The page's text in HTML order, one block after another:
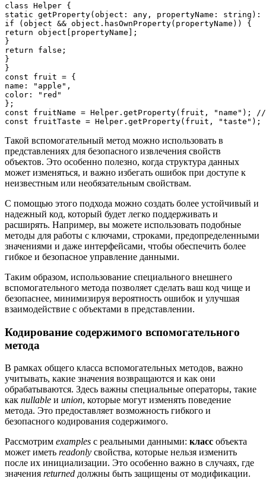
class Helper {
static getProperty(object: any, propertyName: string):
if (object && object.hasOwnProperty(propertyName)) {
return object[propertyName];
}
return false;
}
}
const fruit = {
name: "apple",
color: "red"
};
const fruitName = Helper.getProperty(fruit, "name");
Такой вспомогательный метод можно использовать в
представлениях для безопасного извлечения свойств
объектов. Это особенно полезно, когда структура данных
может изменяться, и важно избегать ошибок при доступе к
неизвестным или необязательным свойствам.
С помощью этого подхода можно создать более устойчивый и
надежный код, который будет легко поддерживать и
расширять. Например, вы можете использовать подобные
методы для работы с ключами, строками, предопределенными
значениями и даже интерфейсами, чтобы обеспечить более
гибкое и безопасное управление данными.
Таким образом, использование специального внешнего
вспомогательного метода позволяет сделать ваш код чище и
безопаснее, минимизируя вероятность ошибок и улучшая
взаимодействие с объектами в представлении.
Кодирование содержимого вспомогательного
метода
В рамках общего класса вспомогательных методов, важно
учитывать, какие значения возвращаются и как они
обрабатываются. Здесь важны специальные операторы, такие
как nullable и union, которые могут изменять поведение
метода. Это предоставляет возможность гибкого и
безопасного кодирования содержимого.
Рассмотрим examples с реальными данными: класс объекта
может иметь readonly свойства, которые нельзя изменить
после их инициализации. Это особенно важно в случаях, где
значения returned должны быть защищены от модификации.